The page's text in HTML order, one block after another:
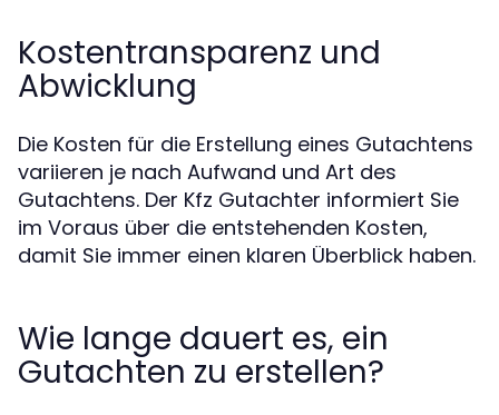
Kostentransparenz und
Abwicklung
Die Kosten für die Erstellung eines Gutachtens
variieren je nach Aufwand und Art des
Gutachtens. Der Kfz Gutachter informiert Sie
im Voraus über die entstehenden Kosten,
damit Sie immer einen klaren Überblick haben.
Wie lange dauert es, ein
Gutachten zu erstellen?